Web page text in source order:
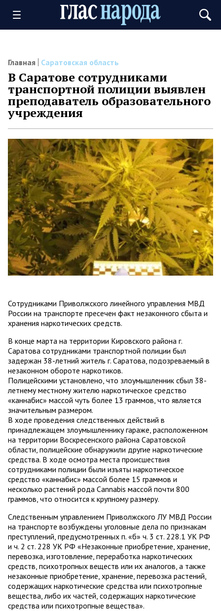
Главная Саратовская область
В Саратове сотрудниками
транспортной полиции выявлен
преподаватель образовательного
учреждения
Сотрудниками Приволжского линейного управления МВД
России на транспорте пресечен факт незаконного сбыта и
хранения наркотических средств.
В конце марта на территории Кировского района г.
Саратова сотрудниками транспортной полиции был
задержан 38-летний житель г. Саратова, подозреваемый в
незаконном обороте наркотиков.
Полицейскими установлено, что злоумышленник сбыл 38-
летнему местному жителю наркотическое средство
«каннабис» массой чуть более 13 граммов, что является
значительным размером.
В ходе проведения следственных действий в
принадлежащем злоумышленнику гараже, расположенном
на территории Воскресенского района Саратовской
области, полицейские обнаружили другие наркотические
средства. В ходе осмотра места происшествия
сотрудниками полиции были изъяты наркотическое
средство «каннабис» массой более 15 граммов и
несколько растений рода Cannabis массой почти 800
граммов, что относится к крупному размеру.
Следственным управлением Приволжского ЛУ МВД России
на транспорте возбуждены уголовные дела по признакам
преступлений, предусмотренных п. «б» ч. 3 ст. 228.1 УК РФ
и ч. 2 ст. 228 УК РФ «Незаконные приобретение, хранение,
перевозка, изготовление, переработка наркотических
средств, психотропных веществ или их аналогов, а также
незаконные приобретение, хранение, перевозка растений,
содержащих наркотические средства или психотропные
вещества, либо их частей, содержащих наркотические
средства или психотропные вещества».